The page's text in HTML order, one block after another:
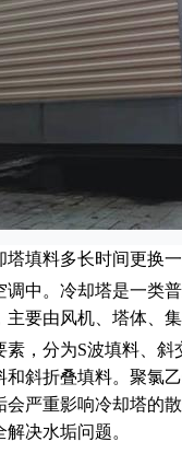
料多长时间更换一
。冷却塔是一类普
要由风机、塔体、
分为S波填料、斜
斜折叠填料。聚氯
严重影响冷却塔的
决水垢问题。